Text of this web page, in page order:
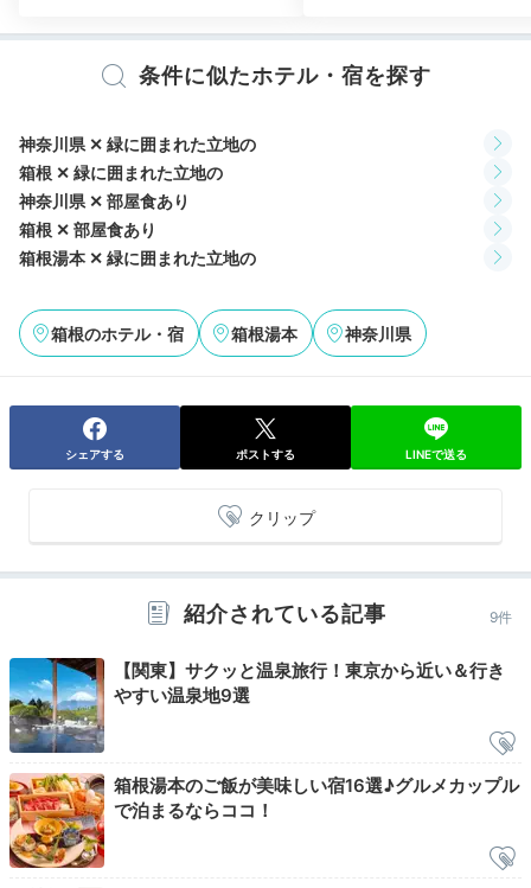
ふんだんに使った空間で、大きな湯船で温泉浴を楽しめ
ます。耳を澄ますと須雲川のせせらぎが聞こえ、癒され
kyyn913126
今回は大浴場は利用せず、お部屋で朝風呂を楽しみました。お風呂
れました。
Breakfast
08:00
心躍るビュッフェ
条件に似たホテル・宿を探す
神奈川県 ✕ 緑に囲まれた立地の
箱根 ✕ 緑に囲まれた立地の
神奈川県 ✕ 部屋食あり
箱根 ✕ 部屋食あり
箱根湯本 ✕ 緑に囲まれた立地の
箱根のホテル・宿 箱根湯本 神奈川県
シェアする ポストする LINEで送る
クリップ
紹介されている記事 9件
【関東】サクッと温泉旅行！東京から近い＆行き
やすい温泉地9選
箱根湯本のご飯が美味しい宿16選♪グルメカップル
で泊まるならココ！